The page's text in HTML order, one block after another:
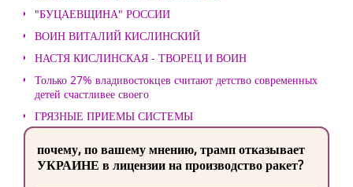
"БУЦАЕВЩИНА" РОССИИ
ВОИН ВИТАЛИЙ КИСЛИНСКИЙ
НАСТЯ КИСЛИНСКАЯ - ТВОРЕЦ И ВОИН
Только 27% владивостокцев считают детство современных
детей счастливее своего
ГРЯЗНЫЕ ПРИЕМЫ СИСТЕМЫ
почему, по вашему мнению, трамп отказывает
УКРАИНЕ в лицензии на производство ракет?